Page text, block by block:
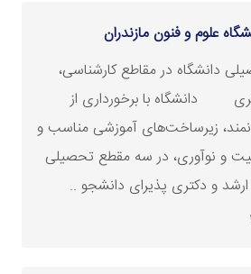
علوم و فنون مازندران
دانشگاه در مقاطع کارشناسی،
دانشگاه با برخورداری از
زیرساخت‌های آموزشی مناسب و
و نوآوری، در سه مقطع تحصیلی
ارشد و دکتری پذیرای دانشجو ..